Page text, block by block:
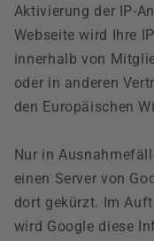
Aktivierung der IP-
Webseite wird Ihre
innerhalb von
oder in anderen
den Europäischen
Nur in
einen Server von
dort gekürzt. Im
wird Google diese